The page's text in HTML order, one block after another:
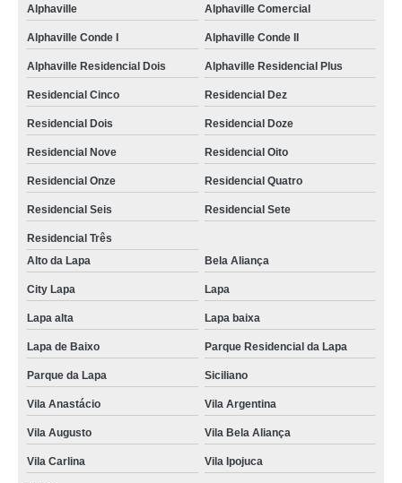
valor de foto lembrança na Grande SP Olímpico
empresa que faz foto lembrança em eventos Vila Maria Alta
foto lembrança no Vale do Paraíba preço condominio
foto lembrança na Zona Sul preço Vila Mariana
valor de lembrancinha com foto Jardim Santo Antônio
foto lembrança para eventos Vila Matias
foto lembrança no Vale do Paraíba Presidente Prudente
serviço de foto lembrança preço Vila Isolina Mazzei
empresa que faz foto lembrança para casamento Itapevi
foto lembrança na Zona Oeste Bebedouro
empresa que faz foto lembrança em Santana Centro
Alphaville
Alphaville Comercial
Alphaville Conde I Alphaville Conde II
Alphaville Residencial Dois Alphaville Residencial Plus
Residencial Cinco Residencial Dez
Residencial Dois Residencial Doze
Residencial Nove Residencial Oito
Residencial Onze Residencial Quatro
Residencial Seis Residencial Sete
Residencial Três
Alto da Lapa
Bela Aliança
City Lapa Lapa
Lapa alta Lapa baixa
Lapa de Baixo Parque Residencial da Lapa
Parque da Lapa Siciliano
Vila Anastácio Vila Argentina
Vila Augusto Vila Bela Aliança
Vila Carlina Vila Ipojuca